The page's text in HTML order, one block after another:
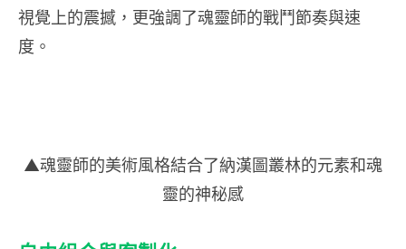
視覺上的震撼，更強調了魂靈師的戰鬥節奏與速
度。
▲魂靈師的美術風格結合了納漢圖叢林的元素和魂
靈的神秘感